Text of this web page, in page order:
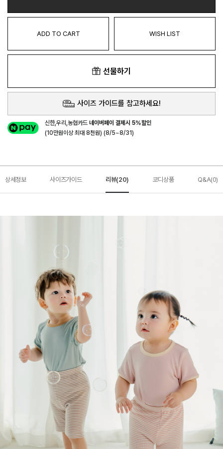
ADD TO CART WISH LIST
선물하기
사이즈 가이드를 참고하세요!
신한,우리,농협카드네이버페이 결제시 5%할인
(10만원이상 최대 8천원) (8/5~8/31)
상세정보 사이즈가이드 리뷰(20) 코디상품 Q&A(0)